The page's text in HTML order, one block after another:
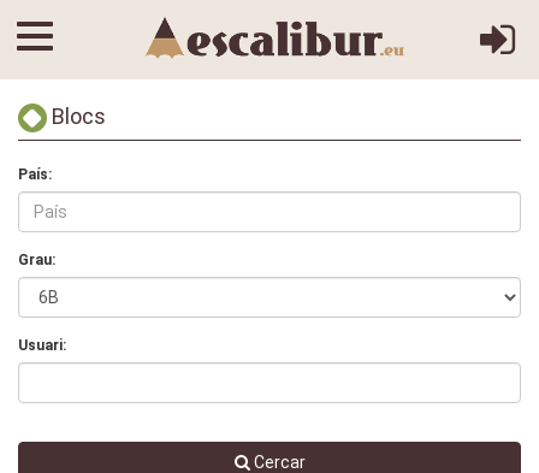
Blocs
País:
Grau:
Usuari:
Cercar